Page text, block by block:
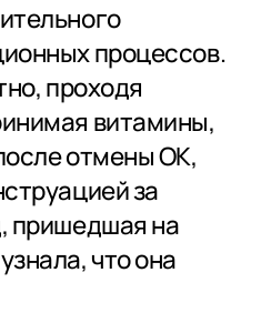
процессов.
проходя
витамины,
отмены ОК,
за
пришедшая на
что она